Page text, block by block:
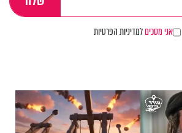
אני מסכיםלמדיניות הפרטיות